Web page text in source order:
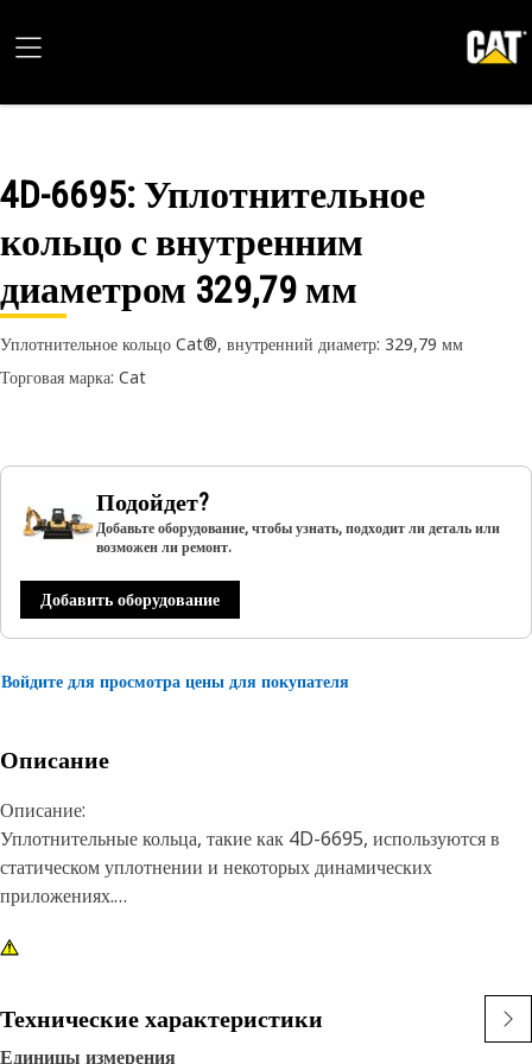
4D-6695: Уплотнительное
кольцо с внутренним
диаметром 329,79 мм
Уплотнительное кольцо Cat®, внутренний диаметр: 329,79 мм
Торговая марка: Cat
Подойдет?
Добавьте оборудование, чтобы узнать, подходит ли деталь или
возможен ли ремонт.
Добавить оборудование
Войдите для просмотра цены для покупателя
Описание
Описание:
Уплотнительные кольца, такие как 4D-6695, используются в
статическом уплотнении и некоторых динамических
приложениях.
Уплотнительные кольца Cat® изготавливаются из материалов,
давлениям, используемым в двигателях и машинах Cat.
Материалы устойчивы к износу и экструзии, а также
Технические характеристики
Единицы измерения